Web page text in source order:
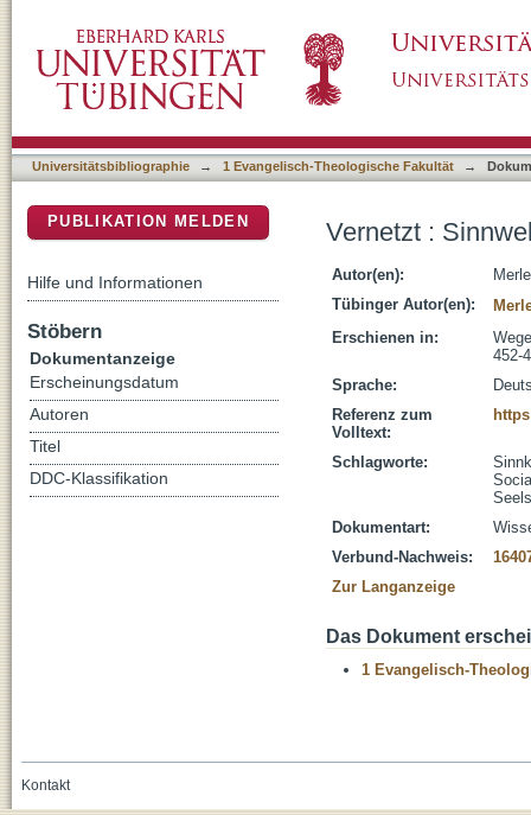
Universitätsbibliographie → 1 Evangelisch-Theologische Fakultät →
Vernetzt :
Autor(en):
Tübinger Autor(en):
Erschienen in:
452-
Sprache:
Referenz zum
Volltext:
Schlagworte:
Dokumentart:
Verbund-Nachweis:
Zur Langanzeige
Das Dokument
1 Evangelisch-
PUBLIKATION MELDEN
Hilfe und Informationen
Stöbern
Dokumentanzeige
Erscheinungsdatum
Autoren
Titel
DDC-Klassifikation
Kontakt